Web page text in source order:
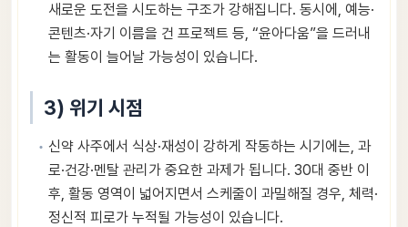
새로운 도전을 시도하는 구조가 강해집니다. 동시에, 예능·
콘텐츠·자기 이름을 건 프로젝트 등, “윤아다움”을 드러내
는 활동이 늘어날 가능성이 있습니다.
3) 위기 시점
신약 사주에서 식상·재성이 강하게 작동하는 시기에는, 과
로·건강·멘탈 관리가 중요한 과제가 됩니다. 30대 중반 이
후, 활동 영역이 넓어지면서 스케줄이 과밀해질 경우, 체력·
정신적 피로가 누적될 가능성이 있습니다.